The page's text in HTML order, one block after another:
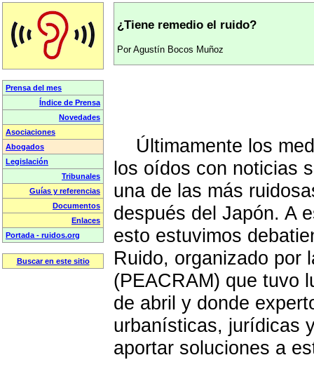
¿Tiene remedio el ruido?
Por Agustín Bocos Muñoz
Últimamente los
los oídos con noticias
una de las más
después del Japón. A
esto estuvimos
Ruido, organizado por
(PEACRAM) que tuvo
de abril y donde
urbanísticas, jurídicas
aportar soluciones a